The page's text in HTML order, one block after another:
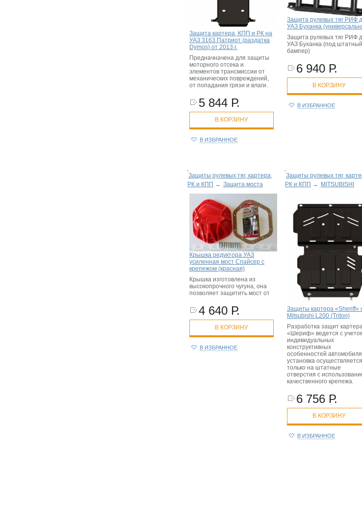
Защита картера, КПП и РК на
УАЗ 3163 Патриот (раздатка
Dymos) от 2013 г.
Предначначена для защиты
моторного отсека и
элементов трансмиссии от
механических повреждений,
от попадания грязи и влаги.
5 844 Р.
В КОРЗИНУ
В ИЗБРАННОЕ
Защита рулевых тяг РИФ
УАЗ Буханка
Защита рулевых тяг РИФ
УАЗ Буханка (под штатный
бампер)
6 940 Р.
В КОРЗИНУ
В ИЗБРАННОЕ
Защиты рулевых тяг, картера,
РК и КПП → Защита моста
Крышка редуктора УАЗ
усиленная мост Спайсер с
крепежом (красная)
Крышка изготовлена из
высокопрочного чугуна, она
позволяет защитить мост от
4 640 Р.
В КОРЗИНУ
В ИЗБРАННОЕ
Защиты рулевых тяг,
РК и КПП → MITSUBISHI
Защиты картера «Sheriff»
Mitsubishi L200 (Triton)
Разработка защит
«Шериф» ведется с
индивидуальных
конструктивных
особенностей
установка осуществляется
только на штатные
отверстия с
качественного крепежа.
6 756 Р.
В КОРЗИНУ
В ИЗБРАННОЕ